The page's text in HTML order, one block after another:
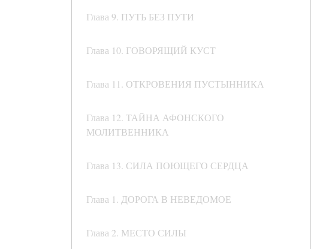
Глава 9. ПУТЬ БЕЗ ПУТИ
Глава 10. ГОВОРЯЩИЙ КУСТ
Глава 11. ОТКРОВЕНИЯ ПУСТЫННИКА
Глава 12. ТАЙНА АФОНСКОГО
МОЛИТВЕННИКА
Глава 13. СИЛА ПОЮЩЕГО СЕРДЦА
Глава 1. ДОРОГА В НЕВЕДОМОЕ
Глава 2. МЕСТО СИЛЫ